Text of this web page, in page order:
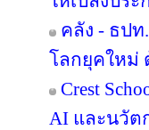
คลัง - ธปท
โลกยุคใหม่
Crest
AI และนวัต